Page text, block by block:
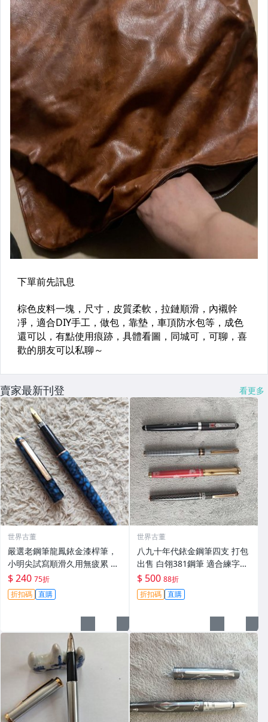
賣家最新刊登 看更多
世界古董
嚴選老鋼筆龍鳳銥金漆桿筆，
小明尖試寫順滑久用無疲累 細
節看圖 藍色漆面 金屬夾 適合
書寫收藏 龍鳳 筆尖 鋼筆
$ 240 75折
折扣碼 直購
世界古董
八九十年代銥金鋼筆四支 打包
出售 白翎381鋼筆 適合練字與
書法 曼妙書寫手感 四件裝 老
鋼筆 白翎381 銥金筆尖
$ 500 88折
折扣碼 直購